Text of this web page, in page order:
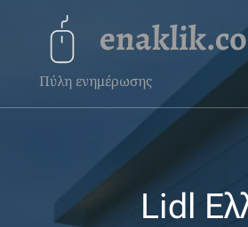
Πύλη ενημέρωσης
Lidl